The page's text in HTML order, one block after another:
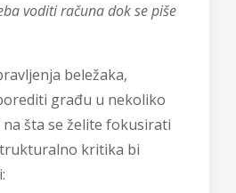
voditi računa dok se piše
beležaka,
građu u nekoliko
šta se želite fokusirati
kritika bi